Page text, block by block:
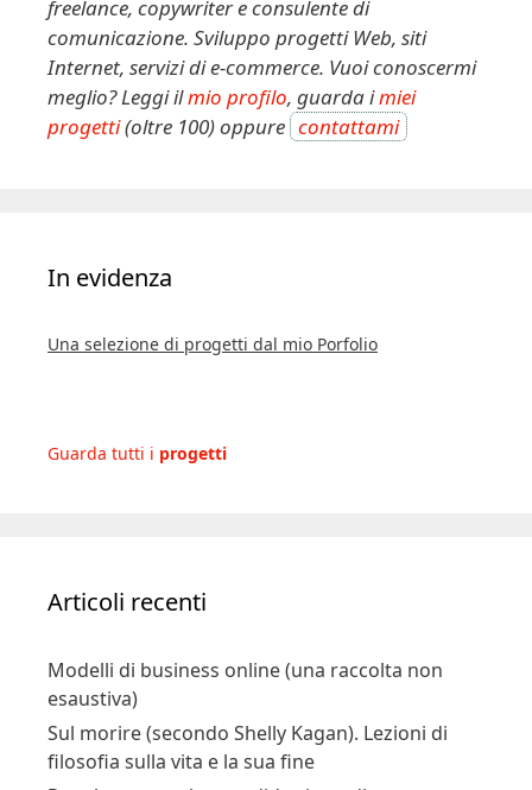
freelance, copywriter e consulente di
comunicazione. Sviluppo progetti Web, siti
Internet, servizi di e-commerce. Vuoi conoscermi
meglio? Leggi ilmio profilo, guarda imiei
progetti(oltre 100) oppure contattami
In evidenza
Una selezione di progetti dal mio Porfolio
Guarda tutti i progetti
Articoli recenti
Modelli di business online (una raccolta non
esaustiva)
Sul morire (secondo Shelly Kagan). Lezioni di
filosofia sulla vita e la sua fine